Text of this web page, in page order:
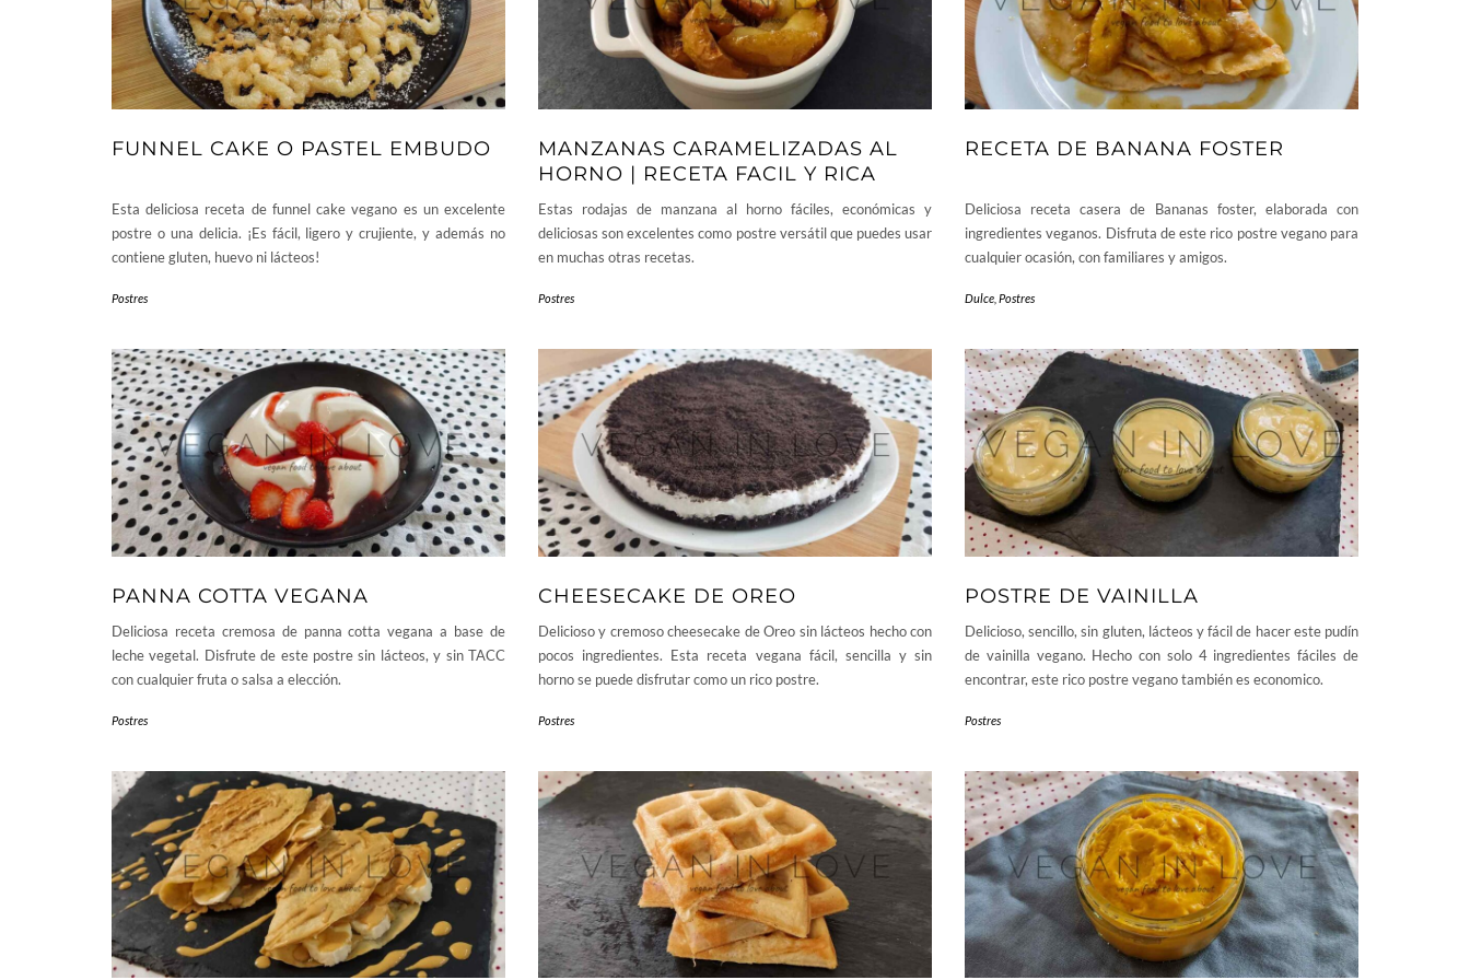
FUNNEL CAKE O PASTEL EMBUDO
Esta deliciosa receta de funnel cake vegano es un excelente
postre o una delicia. ¡Es fácil, ligero y crujiente, y además no
contiene gluten, huevo ni lácteos!
Postres
MANZANAS CARAMELIZADAS AL
HORNO | RECETA FACIL Y RICA
Estas rodajas de manzana al horno fáciles, económicas y
deliciosas son excelentes como postre versátil que puedes usar
en muchas otras recetas.
Postres
RECETA DE BANANA FOSTER
Deliciosa receta casera de Bananas foster, elaborada con
ingredientes veganos. Disfruta de este rico postre vegano para
cualquier ocasión, con familiares y amigos.
Dulce Postres
PANNA COTTA VEGANA
Deliciosa receta cremosa de panna cotta vegana a base de
leche vegetal. Disfrute de este postre sin lácteos, y sin TACC
con cualquier fruta o salsa a elección.
Postres
CHEESECAKE DE OREO
Delicioso y cremoso cheesecake de Oreo sin lácteos hecho con
pocos ingredientes. Esta receta vegana fácil, sencilla y sin
horno se puede disfrutar como un rico postre.
Postres
POSTRE DE VAINILLA
Delicioso, sencillo, sin gluten, lácteos y fácil de hacer este pudín
de vainilla vegano. Hecho con solo 4 ingredientes fáciles de
encontrar, este rico postre vegano también es economico.
Postres